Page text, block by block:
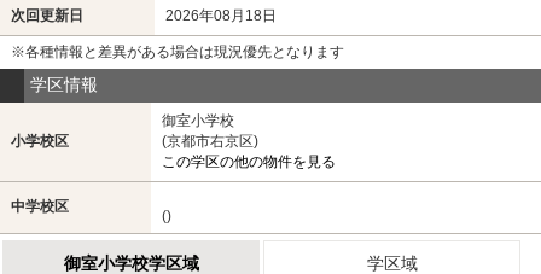
次回更新日 2026年08月18日
※各種情報と差異がある場合は現況優先となります
学区情報
小学校区
御室小学校
(京都市右京区)
この学区の他の物件を見る
中学校区
()
御室小学校学区域 学区域